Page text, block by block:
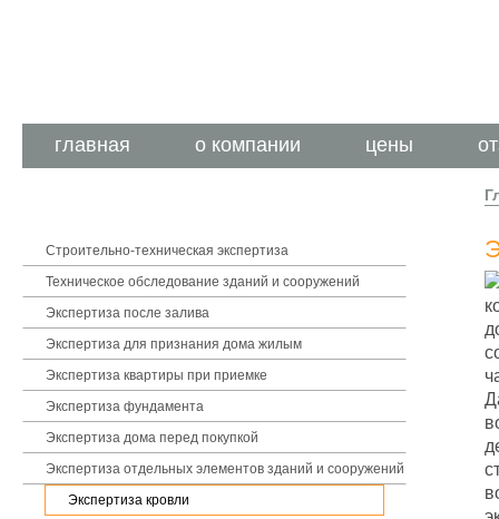
главная о компании цены
Строительно-техническая экспертиза
Техническое обследование зданий и сооружений
Экспертиза после залива
Экспертиза для признания дома жилым
Экспертиза квартиры при приемке
Экспертиза фундамента
Экспертиза дома перед покупкой
Экспертиза отдельных элементов зданий и сооружений
Экспертиза кровли